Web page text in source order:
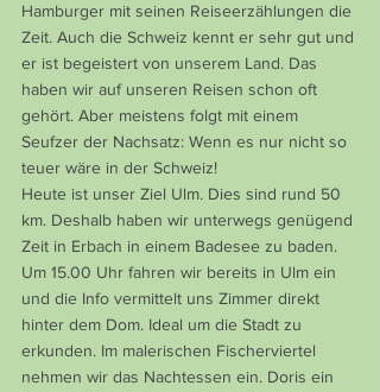
Hamburger mit seinen Reiseerzählungen die
Zeit. Auch die Schweiz kennt er sehr gut und
er ist begeistert von unserem Land. Das
haben wir auf unseren Reisen schon oft
gehört. Aber meistens folgt mit einem
Seufzer der Nachsatz: Wenn es nur nicht so
teuer wäre in der Schweiz!
Heute ist unser Ziel Ulm. Dies sind rund 50
km. Deshalb haben wir unterwegs genügend
Zeit in Erbach in einem Badesee zu baden.
Um 15.00 Uhr fahren wir bereits in Ulm ein
und die Info vermittelt uns Zimmer direkt
hinter dem Dom. Ideal um die Stadt zu
erkunden. Im malerischen Fischerviertel
nehmen wir das Nachtessen ein. Doris ein